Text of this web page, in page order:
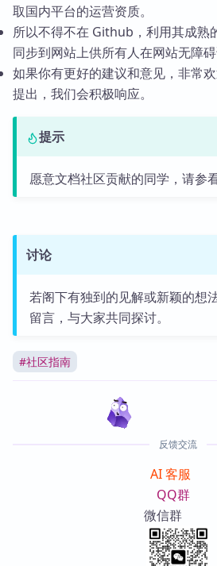
取国内平台的运营资质。
所以不得不在 Github，利用其成熟
同步到网站上供所有人在网站无障碍
如果你有更好的建议和意见，非常
提出，我们会积极响应。
提示
愿意文档社区贡献的同学，请参
讨论
若阁下有独到的见解或新颖的想
留言，与大家共同探讨。
#社区指南
反馈交流
AI 客服
QQ群
微信群